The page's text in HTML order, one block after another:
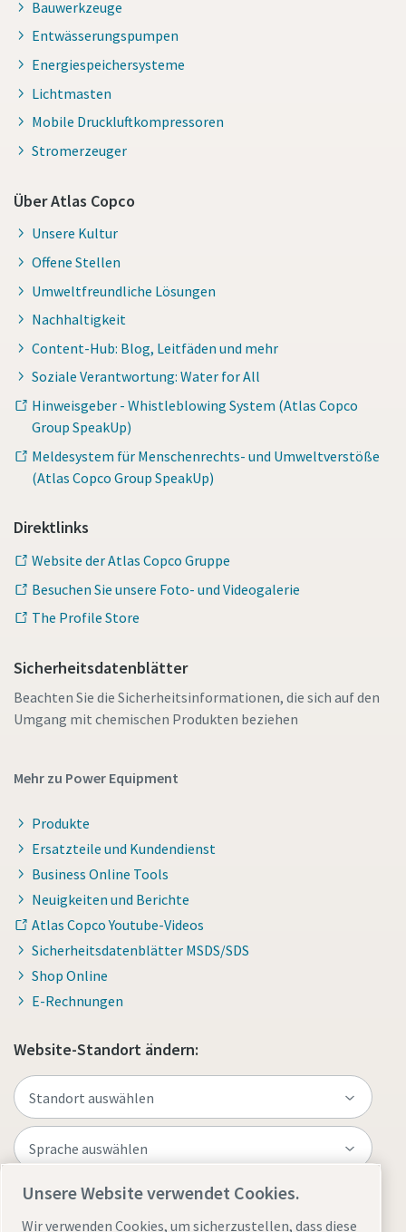
Bauwerkzeuge
Entwässerungspumpen
Energiespeichersysteme
Lichtmasten
Mobile Druckluftkompressoren
Stromerzeuger
Über Atlas Copco
Unsere Kultur
Offene Stellen
Umweltfreundliche Lösungen
Nachhaltigkeit
Content-Hub: Blog, Leitfäden und mehr
Soziale Verantwortung: Water for All
Hinweisgeber - Whistleblowing System (Atlas Copco
Group SpeakUp)
Meldesystem für Menschenrechts- und Umweltverstöße
(Atlas Copco Group SpeakUp)
Direktlinks
Website der Atlas Copco Gruppe
Besuchen Sie unsere Foto- und Videogalerie
The Profile Store
Sicherheitsdatenblätter
Beachten Sie die Sicherheitsinformationen, die sich auf den
Umgang mit chemischen Produkten beziehen
Mehr zu Power Equipment
Produkte
Ersatzteile und Kundendienst
Business Online Tools
Neuigkeiten und Berichte
Atlas Copco Youtube-Videos
Sicherheitsdatenblätter MSDS/SDS
Shop Online
E-Rechnungen
Website-Standort ändern:
Website besuchen
Unsere Website verwendet Cookies.
Wir verwenden Cookies, um sicherzustellen, dass diese